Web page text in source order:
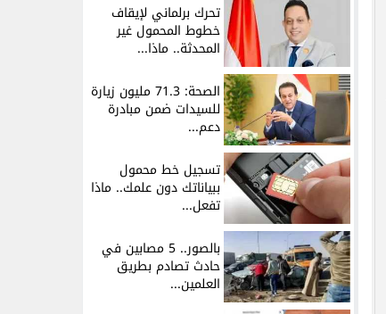
تحرك برلماني لإيقاف
خطوط المحمول غير
المحدثة.. ماذا...
الصحة: 71.3 مليون زيارة
للسيدات ضمن مبادرة
دعم...
تسجيل خط محمول
ببياناتك دون علمك.. ماذا
تفعل...
بالصور.. 5 مصابين في
حادث تصادم بطريق
العلمين...